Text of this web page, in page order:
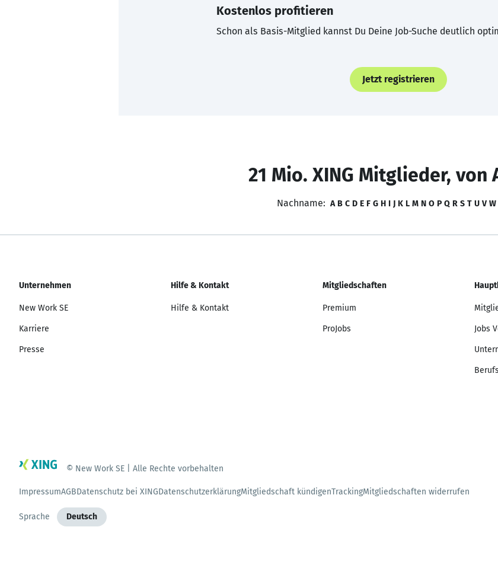
Kostenlos profitieren
Schon als Basis-Mitglied kannst Du Deine Job-Suche deutlich
Jetzt registrieren
21 Mio. XING Mitglieder, von
Nachname: A B C D E F G H I J K L M N O P Q R S T U V W
Unternehmen
New Work SE
Karriere
Presse
Hilfe & Kontakt
Hilfe & Kontakt
Mitgliedschaften
Premium
ProJobs Jobs
© New Work SE | Alle Rechte vorbehalten
ImpressumAGBDatenschutz bei XINGDatenschutzerklärungMitgliedschaft kündigenTrackingMitgliedschaften widerrufen
Sprache Deutsch